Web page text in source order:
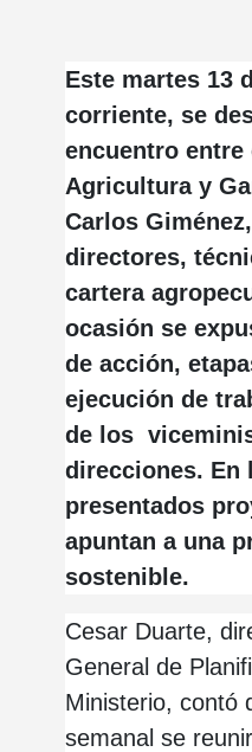
Este martes 13
corriente, se
encuentro
Agricultura y
Carlos
directores,
cartera
ocasión se
de acción,
ejecución de
de los
direcciones. En
presentados
apuntan a una
sostenible.
Cesar Duarte,
General de
Ministerio, contó
semanal se